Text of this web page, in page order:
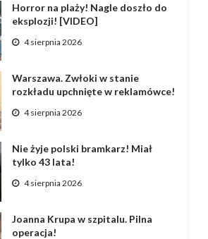
Horror na plaży! Nagle doszło do
eksplozji! [VIDEO]
4 sierpnia 2026
Warszawa. Zwłoki w stanie
rozkładu upchnięte w reklamówce!
4 sierpnia 2026
Nie żyje polski bramkarz! Miał
tylko 43 lata!
4 sierpnia 2026
Joanna Krupa w szpitalu. Pilna
operacja!